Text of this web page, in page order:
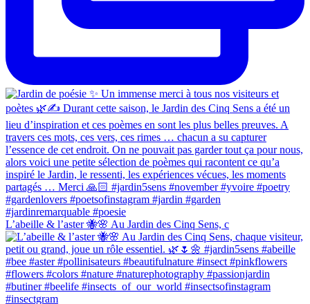
L’abeille & l’aster 🐝🌸 Au Jardin des Cinq Sens, c